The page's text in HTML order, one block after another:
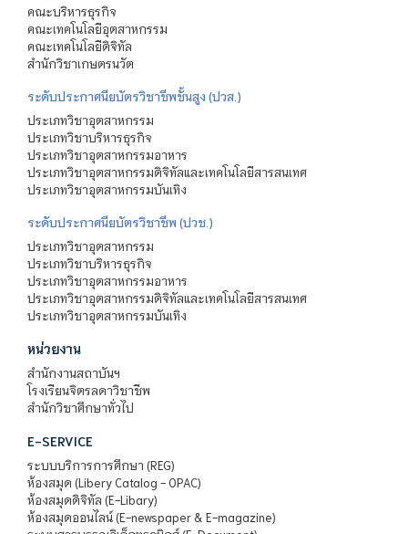
คณะบริหารธุรกิจ
คณะเทคโนโลยีอุตสาหกรรม
คณะเทคโนโลยีดิจิทัล
สำนักวิชาเกษตรนวัต
ระดับประกาศนียบัตรวิชาชีพชั้นสูง (ปวส.)
ประเภทวิชาอุตสาหกรรม
ประเภทวิชาบริหารธุรกิจ
ประเภทวิชาอุตสาหกรรมอาหาร
ประเภทวิชาอุตสาหกรรมดิจิทัลและเทคโนโลยีสารสนเทศ
ประเภทวิชาอุตสาหกรรมบันเทิง
ระดับประกาศนียบัตรวิชาชีพ (ปวช.)
ประเภทวิชาอุตสาหกรรม
ประเภทวิชาบริหารธุรกิจ
ประเภทวิชาอุตสาหกรรมอาหาร
ประเภทวิชาอุตสาหกรรมดิจิทัลและเทคโนโลยีสารสนเทศ
ประเภทวิชาอุตสาหกรรมบันเทิง
หน่วยงาน
สำนักงานสถาบันฯ
โรงเรียนจิตรลดาวิชาชีพ
สำนักวิชาศึกษาทั่วไป
E-SERVICE
ระบบบริการการศึกษา (REG)
ห้องสมุด (Libery Catalog - OPAC)
ห้องสมุดดิจิทัล (E-Libary)
ห้องสมุดออนไลน์ (E-newspaper & E-magazine)